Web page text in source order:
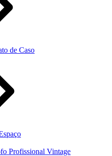
de Caso
Profissional Vintage